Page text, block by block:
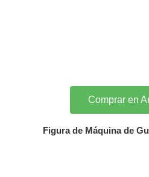
Comprar en
Figura de Máquina de